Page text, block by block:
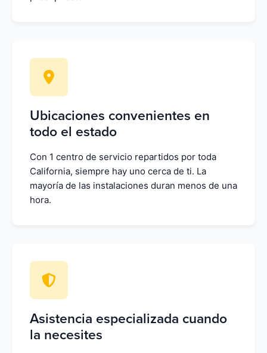
Ubicaciones convenientes en
todo el estado
Con 1 centro de servicio repartidos por toda
California, siempre hay uno cerca de ti. La
mayoría de las instalaciones duran menos de una
hora.
Asistencia especializada cuando
la necesites